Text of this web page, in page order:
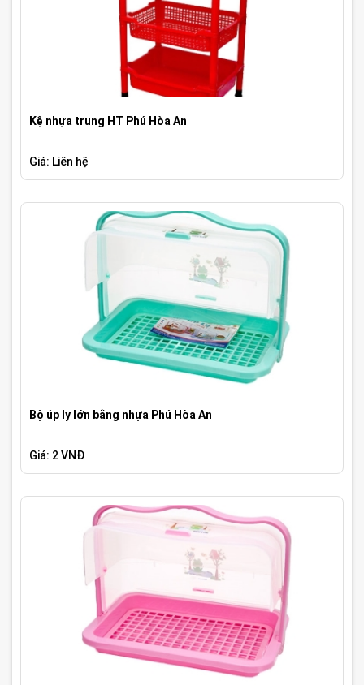
Kệ nhựa trung HT Phú Hòa An
Giá: Liên hệ
Bộ úp ly lớn bằng nhựa Phú Hòa An
Giá: 2 VNĐ